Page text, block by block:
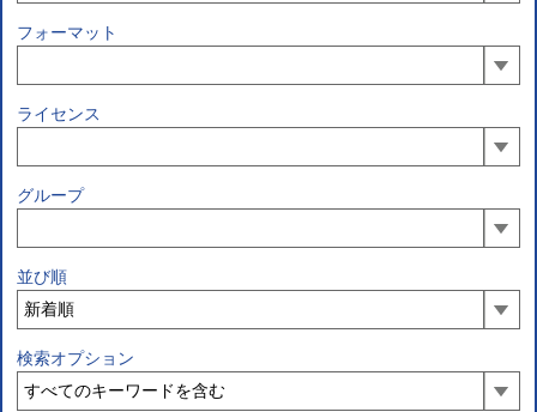
フォーマット
ライセンス
グループ
並び順
検索オプション